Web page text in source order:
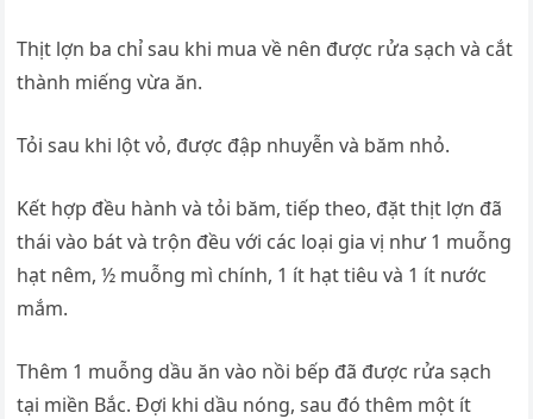
Thịt lợn ba chỉ sau khi mua về nên được rửa sạch và cắt
thành miếng vừa ăn.
Tỏi sau khi lột vỏ, được đập nhuyễn và băm nhỏ.
Kết hợp đều hành và tỏi băm, tiếp theo, đặt thịt lợn đã
thái vào bát và trộn đều với các loại gia vị như 1 muỗng
hạt nêm, ½ muỗng mì chính, 1 ít hạt tiêu và 1 ít nước
mắm.
Thêm 1 muỗng dầu ăn vào nồi bếp đã được rửa sạch
tại miền Bắc. Đợi khi dầu nóng, sau đó thêm một ít